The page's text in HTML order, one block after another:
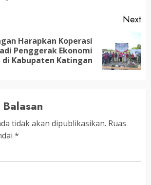
Next
Harapkan Koperasi
Penggerak Ekonomi
di Kabupaten Katingan
tidak akan dipublikasikan. Ruas
*